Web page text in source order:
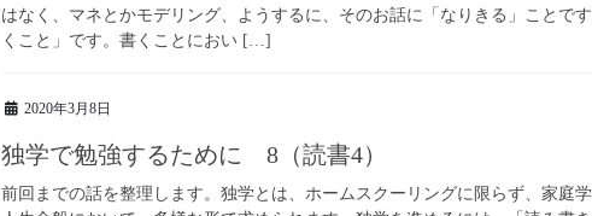
はなく、マネとかモデリング、ようするに、そのお話に「なりきる」ことで
くこと」です。書くことにおい […]
2020年3月8日
独学で勉強するために 8（読書4）
前回までの話を整理します。独学とは、ホームスクーリングに限らず、家庭